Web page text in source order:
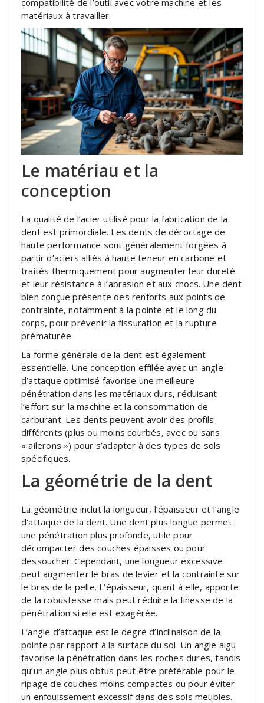
matériaux à travailler.
Le matériau et la
conception
La qualité de l’acier utilisé pour la fabrication de la
dent est primordiale. Les dents de déroctage de
haute performance sont généralement forgées à
partir d’aciers alliés à haute teneur en carbone et
traités thermiquement pour augmenter leur dureté
et leur résistance à l’abrasion et aux chocs. Une dent
bien conçue présente des renforts aux points de
contrainte, notamment à la pointe et le long du
corps, pour prévenir la fissuration et la rupture
prématurée.
La forme générale de la dent est également
essentielle. Une conception effilée avec un angle
d’attaque optimisé favorise une meilleure
pénétration dans les matériaux durs, réduisant
l’effort sur la machine et la consommation de
carburant. Les dents peuvent avoir des profils
différents (plus ou moins courbés, avec ou sans
« ailerons ») pour s’adapter à des types de sols
spécifiques.
La géométrie de la dent
La géométrie inclut la longueur, l’épaisseur et l’angle
d’attaque de la dent. Une dent plus longue permet
une pénétration plus profonde, utile pour
décompacter des couches épaisses ou pour
dessoucher. Cependant, une longueur excessive
peut augmenter le bras de levier et la contrainte sur
le bras de la pelle. L’épaisseur, quant à elle, apporte
de la robustesse mais peut réduire la finesse de la
pénétration si elle est exagérée.
L’angle d’attaque est le degré d’inclinaison de la
pointe par rapport à la surface du sol. Un angle aigu
favorise la pénétration dans les roches dures, tandis
qu’un angle plus obtus peut être préférable pour le
ripage de couches moins compactes ou pour éviter
un enfouissement excessif dans des sols meubles.